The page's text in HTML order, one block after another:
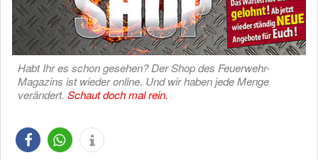
Habt Ihr es schon gesehen? Der Shop des Feuerwehr-
Magazins ist wieder online. Und wir haben jede Menge
verändert. Schaut doch mal rein.